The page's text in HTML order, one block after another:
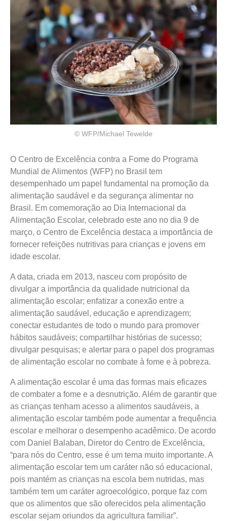
© WFP/Michael Tewelde
O Centro de Excelência contra a Fome do Programa
Mundial de Alimentos (WFP) no Brasil tem
desempenhado um papel fundamental na promoção da
alimentação saudável e da segurança alimentar no
Brasil. Em comemoração ao Dia Internacional da
Alimentação Escolar, celebrado este ano no dia 9 de
março, o Centro de Excelência destaca a importância de
fornecer refeições nutritivas para crianças e jovens em
idade escolar.
A data, criada em 2013, nasceu com propósito de
divulgar a importância da qualidade nutricional da
alimentação escolar; enfatizar a conexão entre a
alimentação saudável, educação e aprendizagem;
conectar estudantes de todo o mundo para promover
hábitos saudáveis; compartilhar histórias de sucesso;
divulgar pesquisas; e alertar para o papel dos programas
de alimentação escolar no combate à fome e à pobreza.
A alimentação escolar é uma das formas mais eficazes
de combater a fome e a desnutrição. Além de garantir que
as crianças tenham acesso a alimentos saudáveis, a
alimentação escolar também pode aumentar a frequência
escolar e melhorar o desempenho acadêmico. De acordo
com Daniel Balaban, Diretor do Centro de Excelência,
“para nós do Centro, esse é um tema muito importante. A
alimentação escolar tem um caráter não só educacional,
pois mantém as crianças na escola bem nutridas, mas
também tem um caráter agroecológico, porque faz com
que os alimentos que são oferecidos pela alimentação
escolar sejam oriundos da agricultura familiar”.